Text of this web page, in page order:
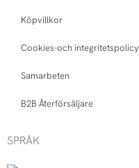
Köpvillkor
Cookies-och integritetspolicy
Samarbeten
B2B Återförsäljare
SPRÅK